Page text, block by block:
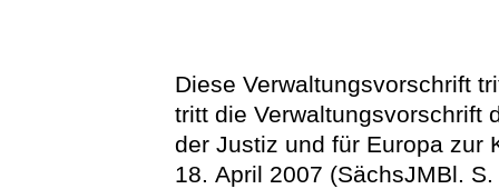
Diese Verwaltungsvorschrift
tritt die Verwaltungsvorschrift
der Justiz und für Europa zur
18. April 2007 (SächsJMBl.